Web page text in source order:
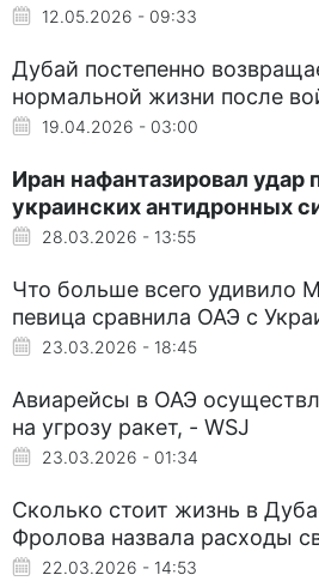
12.05.2026 - 09:33
Дубай постепенно
нормальной жизни после
19.04.2026 - 03:00
Иран нафантазировал удар
украинских антидронных
28.03.2026 - 13:55
Что больше всего удивило
певица сравнила ОАЭ с
23.03.2026 - 18:45
Авиарейсы в ОАЭ
на угрозу ракет, - WSJ
23.03.2026 - 01:34
Сколько стоит жизнь в
Фролова назвала расходы
22.03.2026 - 14:53